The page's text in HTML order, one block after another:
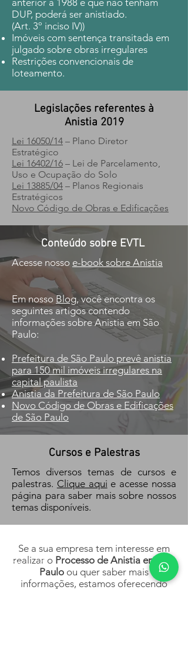
anterior à 1988 e que não tenham
DUP, poderá ser anistiado.
(Art. 3º inciso IV))
Imóveis com sentença transitada em
julgado sobre obras irregulares
Restrições convencionais de
loteamento.
Legislações referentes à
Anistia 2019
Lei 16050/14 – Plano Diretor
Estratégico
Lei 16402/16 – Lei de Parcelamento,
Uso e Ocupação do Solo
Lei 13885/04 – Planos Regionais
Estratégicos
Novo Código de Obras e Edificações
Conteúdo sobre EVTL
Acesse nosso e-book sobre Anistia
Em nosso Blog, você encontra os
seguintes artigos contendo
informações sobre Anistia em São
Paulo:
Prefeitura de São Paulo prevê anistia
para 150 mil imóveis irregulares na
capital paulista
Anistia da Prefeitura de São Paulo
Novo Código de Obras e Edificações
de São Paulo
Cursos e Palestras
Temos diversos temas de cursos e
palestras. Clique aqui e acesse nossa
página para saber mais sobre nossos
temas disponíveis.
Se a sua empresa tem interesse em
realizar o Processo de Anistia em São
Paulo ou quer saber mais
informações, estamos oferecendo